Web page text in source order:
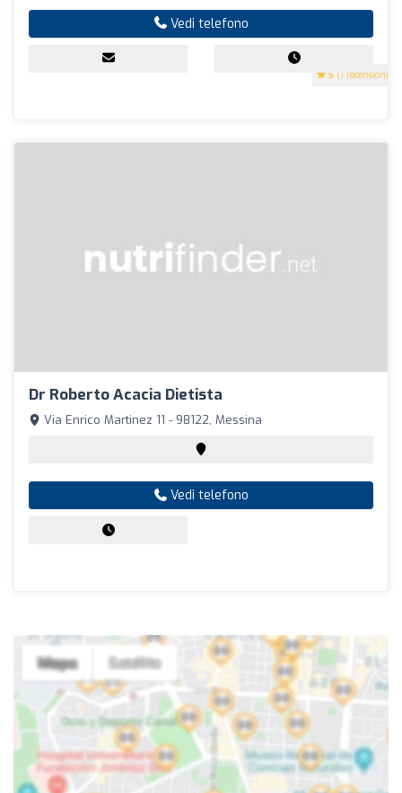
5 (1 recensioni)
Vedi telefono
Dr Roberto Acacia Dietista
Via Enrico Martinez 11 - 98122, Messina
Vedi telefono